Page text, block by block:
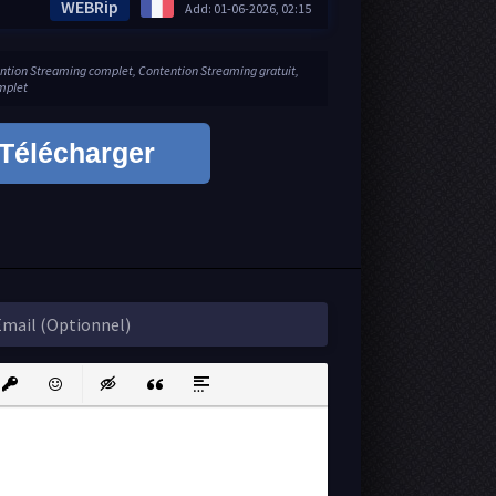
Add: 01-06-2026, 02:15
WEBRip
Streaming complet, Contention Streaming gratuit,
protected link
EmoticonsInsert hidden text
Insert QuoteInsert spoiler